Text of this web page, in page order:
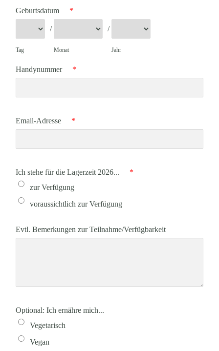
Geburtsdatum *
Tag
/
Monat
/
Jahr
Handynummer *
Email-Adresse *
Ich stehe für die Lagerzeit 2026...
*
zur Verfügung
voraussichtlich zur Verfügung
Evtl. Bemerkungen zur Teilnahme/Verfügbarkeit
Optional: Ich ernähre mich...
Vegetarisch
Vegan